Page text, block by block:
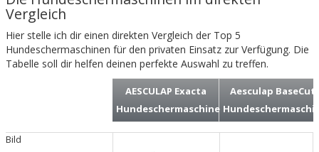
Vergleich
Hier stelle ich dir einen direkten Vergleich der Top 5
Hundeschermaschinen für den privaten Einsatz zur Verfügung. Die
Tabelle soll dir helfen deinen perfekte Auswahl zu treffen.
AESCULAP Exacta
Hundeschermaschine
Aesculap BaseCut
Bild